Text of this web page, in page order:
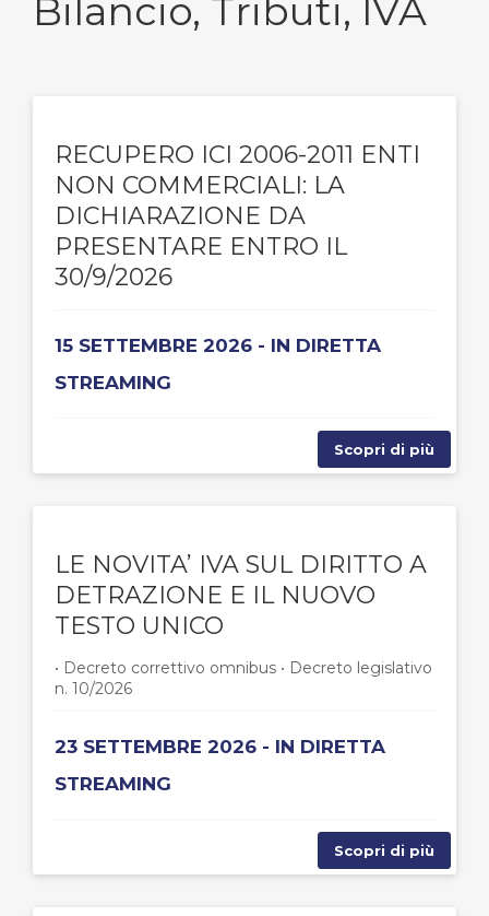
Bilancio, Tributi, IVA
RECUPERO ICI 2006-2011 ENTI
NON COMMERCIALI: LA
DICHIARAZIONE DA
PRESENTARE ENTRO IL
30/9/2026
15 SETTEMBRE 2026 - IN DIRETTA
STREAMING
Scopri di più
LE NOVITA’ IVA SUL DIRITTO A
DETRAZIONE E IL NUOVO
TESTO UNICO
• Decreto correttivo omnibus • Decreto legislativo
n. 10/2026
23 SETTEMBRE 2026 - IN DIRETTA
STREAMING
Scopri di più